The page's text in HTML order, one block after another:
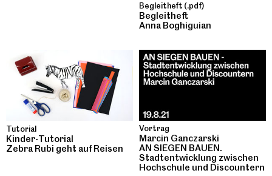
Begleitheft (.pdf)
Begleitheft
Anna Boghiguian
Tutorial
Kinder-Tutorial
Zebra Rubi geht auf Reisen
Vortrag
Marcin Ganczarski
AN SIEGEN BAUEN.
Stadtentwicklung zwischen
Hochschule und Discountern